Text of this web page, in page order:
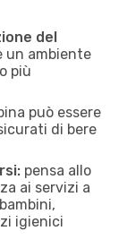
del
un ambiente
più
può essere
di bere
pensa allo
ai servizi a
igienici